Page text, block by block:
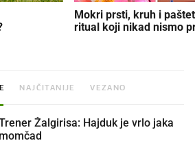
Mokri prsti, kruh i
ritual koji nikad nismo
NAJČITANIJE VEZANO
Žalgirisa: Hajduk je vrlo jaka
momčad